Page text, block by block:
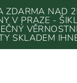
ZDARMA NAD
V PRAZE -
SKLADEM